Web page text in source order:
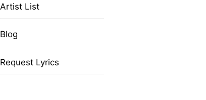
Artist List
Blog
Request Lyrics